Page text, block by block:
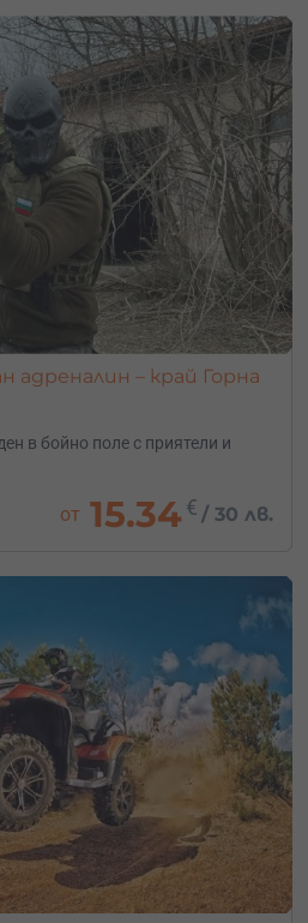
адреналин – край Горна
в бойно поле с приятели и
от 15.34€ /30 лв.